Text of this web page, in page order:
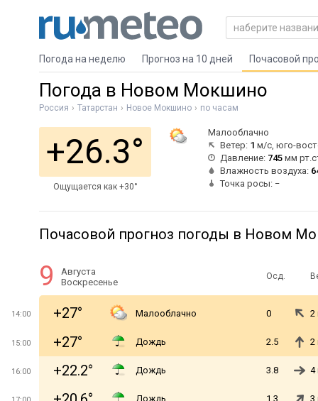
Погода на неделю Прогноз на 10 дней Почасовой
Погода в Новом Мокшино
Россия Татарстан Новое Мокшино по часам
+26.3°
Ощущается как +30°
Малооблачно
Ветер: 1 м/с, юго-
Давление: 745 мм
Влажность воздуха:
Точка росы: −
Почасовой прогноз погоды в Новом
9
Августа
Воскресенье
Осд.
14:00 +27° Малооблачно 0 2
15:00 +27° Дождь 2.5 2
16:00 +22.2° Дождь 3.8 4
Дождь 1.3 3